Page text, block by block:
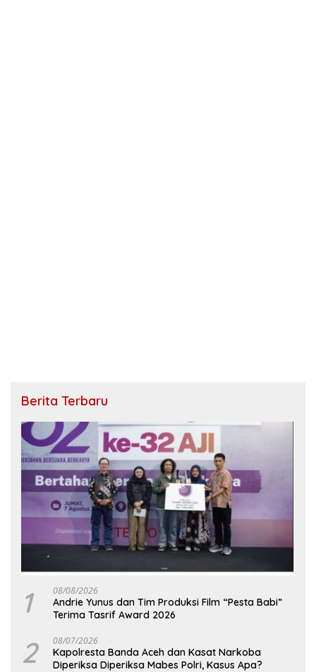
Berita Terbaru
1 08/08/2026
Andrie Yunus dan Tim Produksi Film “Pesta Babi”
Terima Tasrif Award 2026
2 08/07/2026
Kapolresta Banda Aceh dan Kasat Narkoba
Diperiksa Diperiksa Mabes Polri, Kasus Apa?